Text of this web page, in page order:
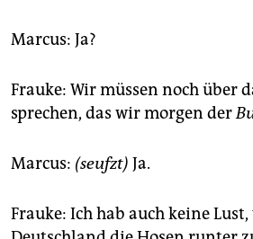
Marcus: Ja?
Frauke: Wir müssen noch über
sprechen, das wir morgen der
Marcus: (seufzt) Ja.
Frauke: Ich hab auch keine